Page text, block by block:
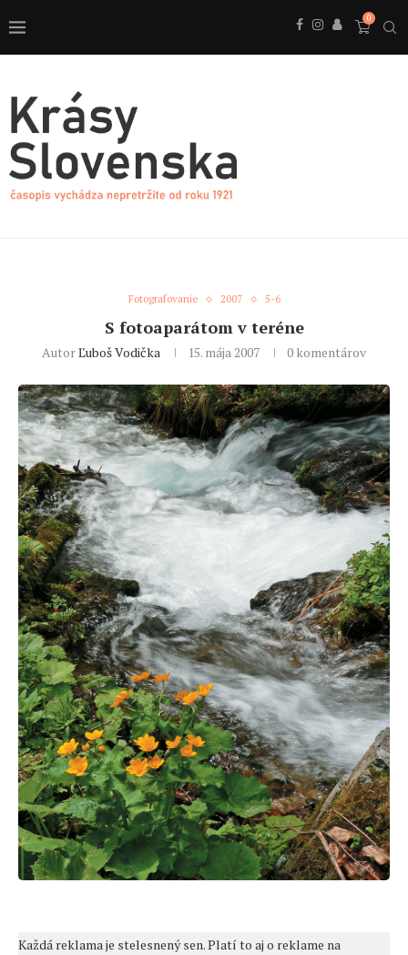
0
Fotografovanie 2007 5-6
S fotoaparátom v teréne
AutorĽuboš Vodička 15. mája 2007 0 komentárov
Každá reklama je stelesnený sen. Platí to aj o reklame na